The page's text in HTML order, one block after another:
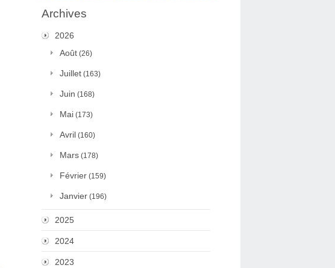
Archives
2026
Août (26)
Juillet (163)
Juin (168)
Mai (173)
Avril (160)
Mars (178)
Février (159)
Janvier (196)
2025
2024
2023